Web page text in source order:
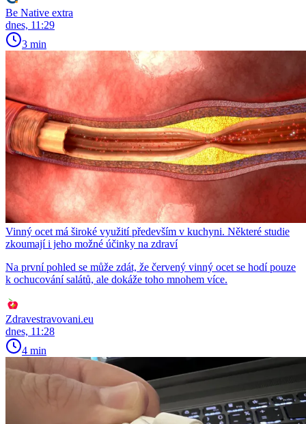
Be Native extra
dnes, 11:29
3 min
Vinný ocet má široké využití především v kuchyni. Některé studie
zkoumají i jeho možné účinky na zdraví
Na první pohled se může zdát, že červený vinný ocet se hodí pouze
k ochucování salátů, ale dokáže toho mnohem více.
Zdravestravovani.eu
dnes, 11:28
4 min